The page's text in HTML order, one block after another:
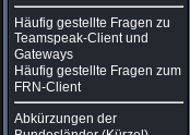
Häufig gestellte Fragen zu
Teamspeak-Client und
Gateways
Häufig gestellte Fragen zum
FRN-Client
Abkürzungen der